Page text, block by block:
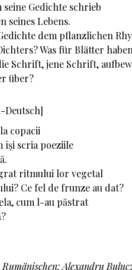
Gedichte schrieb
seines Lebens.
dem pflanzlichen
Was für Blätter
Schrift, jene Schrift,
über?
Deutsch]
copacii
își scria poeziile
ritmului lor vegetal
Ce fel de frunze au dat?
cum l-au păstrat
Rumänischen: Alexandru